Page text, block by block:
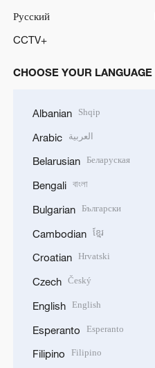
Русский
CCTV+
CHOOSE YOUR LANGUAGE
Albanian Shqip
Arabic العربية
Belarusian Беларуская
Bengali বাংলা
Bulgarian Български
Cambodian ខ្មែរ
Croatian Hrvatski
Czech Český
English English
Esperanto Esperanto
Filipino Filipino